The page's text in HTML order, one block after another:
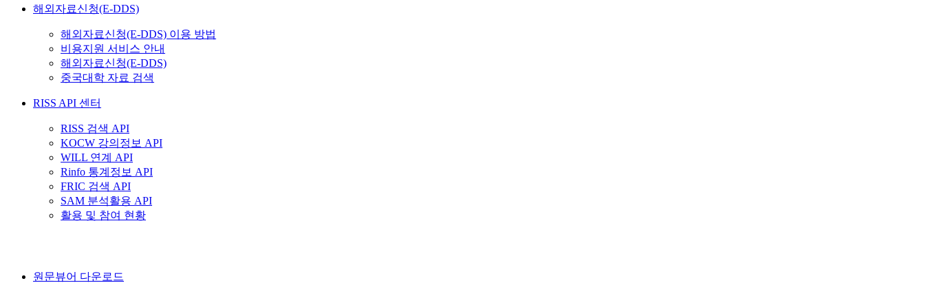
해외자료신청(E-DDS)
해외자료신청(E-DDS) 이용 방법
비용지원 서비스 안내
해외자료신청(E-DDS)
중국대학 자료 검색
RISS API 센터
RISS 검색 API
KOCW 강의정보 API
WILL 연계 API
Rinfo 통계정보 API
FRIC 검색 API
SAM 분석활용 API
활용 및 참여 현황
원문뷰어 다운로드